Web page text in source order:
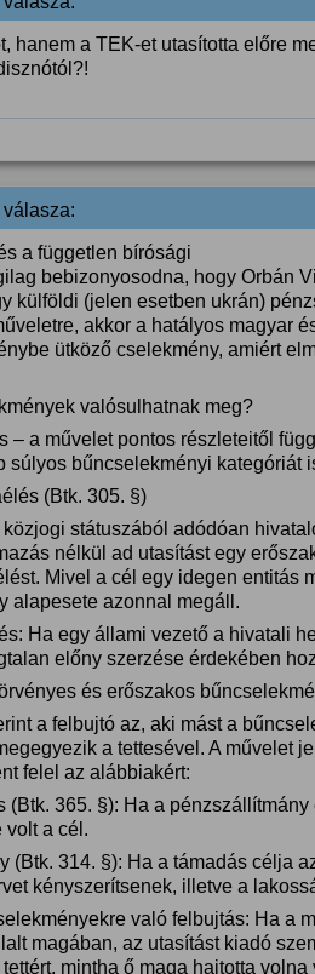
hanem a TEK-et utasította előre
válasza:
a független bírósági
bebizonyosodna, hogy Orbán
külföldi (jelen esetben ukrán)
akkor a hatályos magyar
ütköző cselekmény, amiért
valósulhatnak meg?
– a művelet pontos részleteitől
súlyos bűncselekményi kategóriát
(Btk. 305. §)
státuszából adódóan
nélkül ad utasítást egy
Mivel a cél egy idegen entitás
alapesete azonnal megáll.
Ha egy állami vezető a hivatali
előny szerzése érdekében
és erőszakos
a felbujtó az, aki mást a
a tettesével. A művelet
felel az alábbiakért:
(Btk. 365. §): Ha a
volt a cél.
(Btk. 314. §): Ha a támadás célja
kényszerítsenek, illetve a
való felbujtás: Ha a
magában, az utasítást kiadó
mintha ő maga hajtotta volna